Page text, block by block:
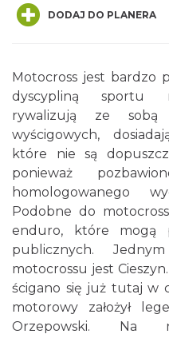
DODAJ DO PLANERA
Motocross jest bardzo
dyscypliną sportu
rywalizują ze sobą
wyścigowych,
które nie są
ponieważ
homologowanego
Podobne do
enduro, które mogą
publicznych.
motocrossu jest
ścigano się już tutaj w
motorowy założył
Orzepowski. Na